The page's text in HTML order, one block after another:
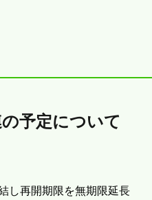
予定について
し再開期限を無期限延長